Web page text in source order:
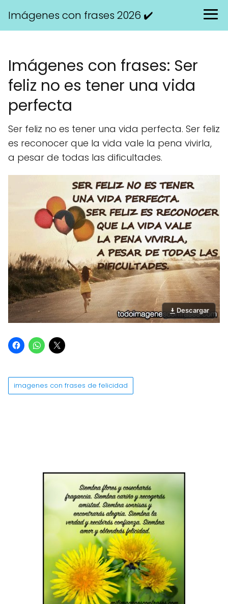
Imágenes con frases 2026 ✔️
Imágenes con frases: Ser
feliz no es tener una vida
perfecta
Ser feliz no es tener una vida perfecta. Ser feliz
es reconocer que la vida vale la pena vivirla,
a pesar de todas las dificultades.
Descargar
imagenes con frases de felicidad